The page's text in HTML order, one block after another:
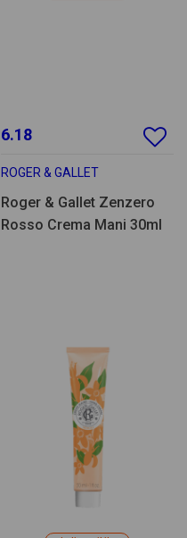
6.18
ROGER & GALLET
Roger & Gallet Zenzero
Rosso Crema Mani 30ml